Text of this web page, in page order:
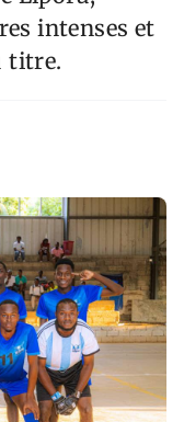
intenses et
titre.